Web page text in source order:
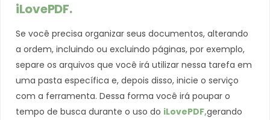
iLovePDF.
Se você precisa organizar seus documentos, alterando
a ordem, incluindo ou excluindo páginas, por exemplo,
separe os arquivos que você irá utilizar nessa tarefa em
uma pasta específica e, depois disso, inicie o serviço
com a ferramenta. Dessa forma você irá poupar o
tempo de busca durante o uso do iLovePDF,gerando